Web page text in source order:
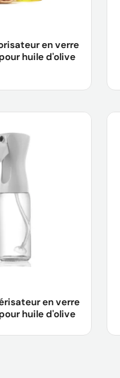
en verre
huile d'olive
:
Verre
est
encore plus
en verre
huile d'olive
verre pour huile